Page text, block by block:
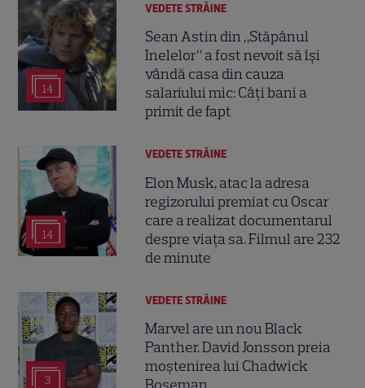
14
VEDETE STRĂINE
Sean Astin din „Stăpânul
Inelelor” a fost nevoit să își
vândă casa din cauza
salariului mic: Câți bani a
primit de fapt
14
VEDETE STRĂINE
Elon Musk, atac la adresa
regizorului premiat cu Oscar
care a realizat documentarul
despre viața sa. Filmul are 232
de minute
3
VEDETE STRĂINE
Marvel are un nou Black
Panther. David Jonsson preia
moștenirea lui Chadwick